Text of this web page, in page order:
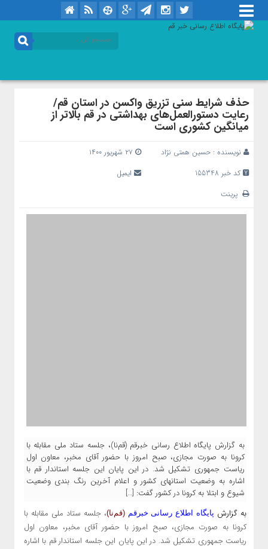
حذف شرایط سنی تزریق واکسن در استان قم/
رعایت دستورالعمل‌های بهداشتی در قم بالاتر از
میانگین کشوری است
نویسنده : حسین همتی نژاد
کد خبر 155348
ایمیل
پرینت
به گزارش پایگاه اطلاع رسانی خبرقم (قم‌نا)، جلسه ستاد ملی مقابله با
کرونا به صورت مجازی، صبح امروز با حضور آقای مخبر، معاون اول
ریاست جمهوری تشکیل شد. در این پایان این جلسه استاندار قم با
اشاره به وضعیت استانهای کشور و اعلام آخرین رنگ بندی وضعیت
شیوع و ابتلا به کرونا در کشور گفت: […]
به گزارش پایگاه اطلاع رسانی خبرقم (قم‌نا)
، جلسه ستاد ملی مقابله با
کرونا به صورت مجازی، صبح امروز با حضور آقای مخبر، معاون اول
ریاست جمهوری تشکیل شد. در این پایان این جلسه استاندار قم با اشاره